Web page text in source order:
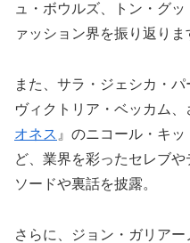
ュ・ボウルズ、トン・グ
ァッション界を振り返りま
また、サラ・ジェシカ・パ
ヴィクトリア・ベッカム、
オネス 』のニコール・キ
ど、業界を彩ったセレブ
ソードや裏話を披露。
さらに、ジョン・ガリア